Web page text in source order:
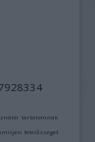
tartalomnak
felelősséget